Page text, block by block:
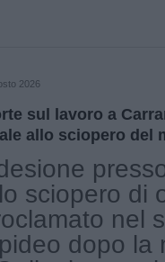
2026
sul lavoro a
allo sciopero del
sciopero di
nel
dopo la